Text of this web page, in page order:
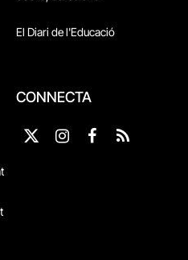
El Diari de l'Educació
CONNECTA
X
Instagram
Facebook
RSS